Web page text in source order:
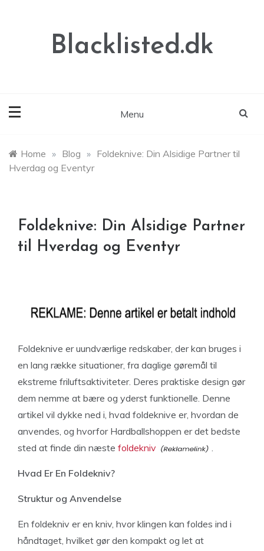
Blacklisted.dk
Menu
Home » Blog » Foldeknive: Din Alsidige Partner til
Hverdag og Eventyr
Foldeknive: Din Alsidige Partner
til Hverdag og Eventyr
Foldeknive er uundværlige redskaber, der kan bruges i
en lang række situationer, fra daglige gøremål til
ekstreme friluftsaktiviteter. Deres praktiske design gør
dem nemme at bære og yderst funktionelle. Denne
artikel vil dykke ned i, hvad foldeknive er, hvordan de
anvendes, og hvorfor Hardballshoppen er det bedste
sted at finde din næste foldekniv .
Hvad Er En Foldekniv?
Struktur og Anvendelse
En foldekniv er en kniv, hvor klingen kan foldes ind i
håndtaget, hvilket gør den kompakt og let at